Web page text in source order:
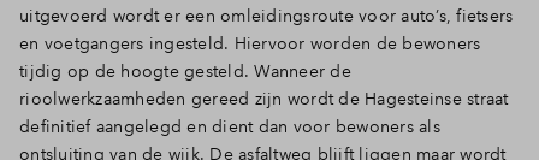
uitgevoerd wordt er een omleidingsroute voor auto’s, fietsers
en voetgangers ingesteld. Hiervoor worden de bewoners
tijdig op de hoogte gesteld. Wanneer de
rioolwerkzaamheden gereed zijn wordt de Hagesteinse straat
definitief aangelegd en dient dan voor bewoners als
ontsluiting van de wijk. De asfaltweg blijft liggen maar wordt